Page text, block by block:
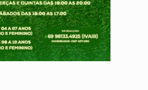
Sancionada lei contra violência sexual infantil na
Brasil e Rússia discutem energia nuclear, defesa e
Colisão entre caminhão e carro deixa quatro mortos e um em